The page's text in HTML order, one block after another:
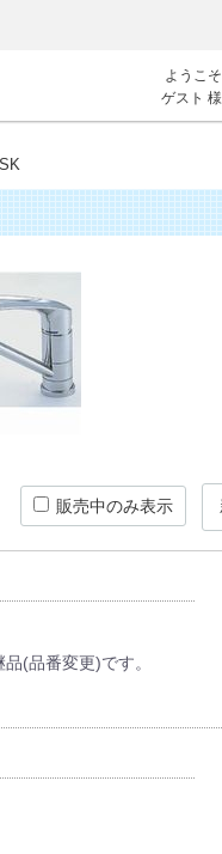
ようこそ
ゲスト 様
販売中のみ表示
(品番変更)です。